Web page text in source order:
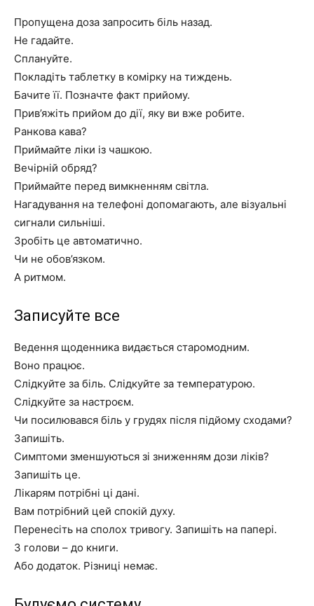
Пропущена доза запросить біль назад.
Не гадайте.
Сплануйте.
Покладіть таблетку в комірку на тиждень.
Бачите її. Позначте факт прийому.
Прив’яжіть прийом до дії, яку ви вже робите.
Ранкова кава?
Приймайте ліки із чашкою.
Вечірній обряд?
Приймайте перед вимкненням світла.
Нагадування на телефоні допомагають, але візуальні
сигнали сильніші.
Зробіть це автоматично.
Чи не обов’язком.
А ритмом.
Записуйте все
Ведення щоденника видається старомодним.
Воно працює.
Слідкуйте за біль. Слідкуйте за температурою.
Слідкуйте за настроєм.
Чи посилювався біль у грудях після підйому сходами?
Запишіть.
Симптоми зменшуються зі зниженням дози ліків?
Запишіть це.
Лікарям потрібні ці дані.
Вам потрібний цей спокій духу.
Перенесіть на сполох тривогу. Запишіть на папері.
З голови – до книги.
Або додаток. Різниці немає.